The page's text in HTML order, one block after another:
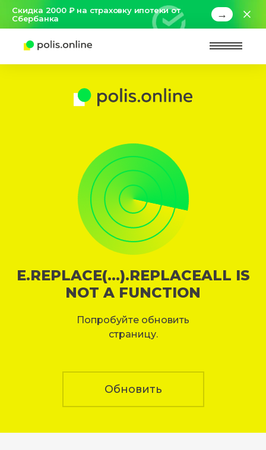
Скидка 2000 ₽ на страховку ипотеки от
Сбербанка
→
E.REPLACE(...).REPLACEALL IS
NOT A FUNCTION
Попробуйте обновить
страницу.
Обновить